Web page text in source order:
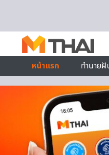
หน้าแรก
ทำนายฝั